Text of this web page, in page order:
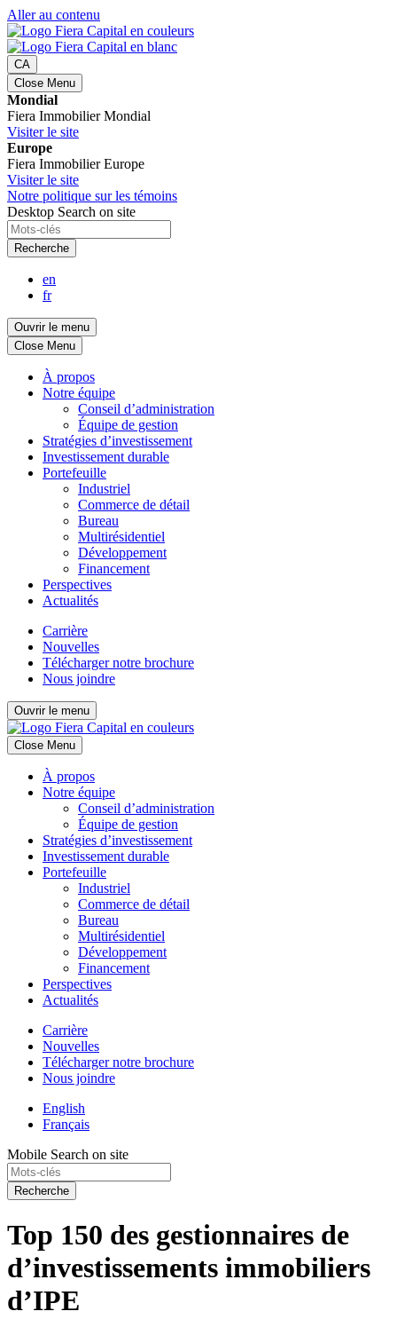
Aller au contenu
CA
Close Menu
Mondial
Fiera Immobilier Mondial
Visiter le site
Europe
Fiera Immobilier Europe
Visiter le site
Notre politique sur les témoins
Desktop Search on site
Recherche
en
fr
Ouvrir le menu
Close Menu
À propos
Notre équipe
Conseil d’administration
Équipe de gestion
Stratégies d’investissement
Investissement durable
Portefeuille
Industriel
Commerce de détail
Bureau
Multirésidentiel
Développement
Financement
Perspectives
Actualités
Carrière
Nouvelles
Télécharger notre brochure
Nous joindre
Ouvrir le menu
Close Menu
À propos
Notre équipe
Conseil d’administration
Équipe de gestion
Stratégies d’investissement
Investissement durable
Portefeuille
Industriel
Commerce de détail
Bureau
Multirésidentiel
Développement
Financement
Perspectives
Actualités
Carrière
Nouvelles
Télécharger notre brochure
Nous joindre
English
Français
Mobile Search on site
Recherche
Top 150 des gestionnaires de
d’investissements immobiliers
d’IPE